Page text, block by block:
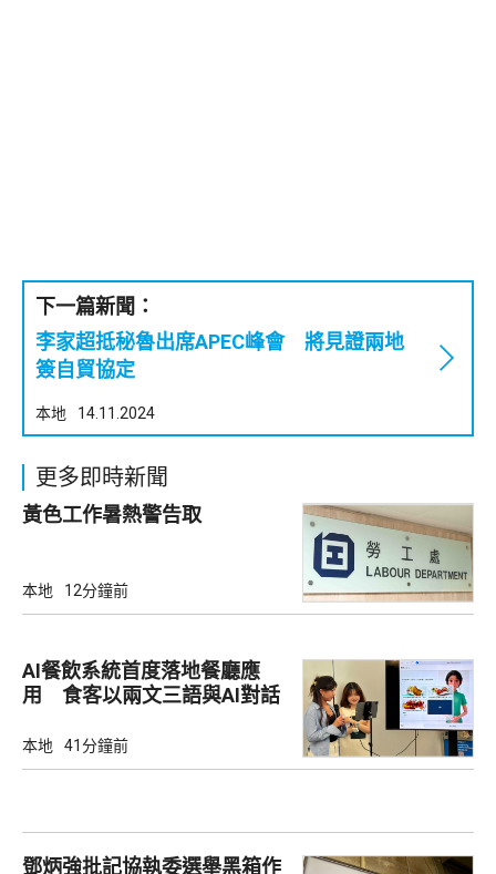
下一篇新聞：
李家超抵秘魯出席APEC峰會 將見證兩地
簽自貿協定
本地 14.11.2024
更多即時新聞
黃色工作暑熱警告取
本地 12分鐘前
AI餐飲系統首度落地餐廳應
用 食客以兩文三語與AI對話
本地 41分鐘前
鄧炳強批記協執委選舉黑箱作